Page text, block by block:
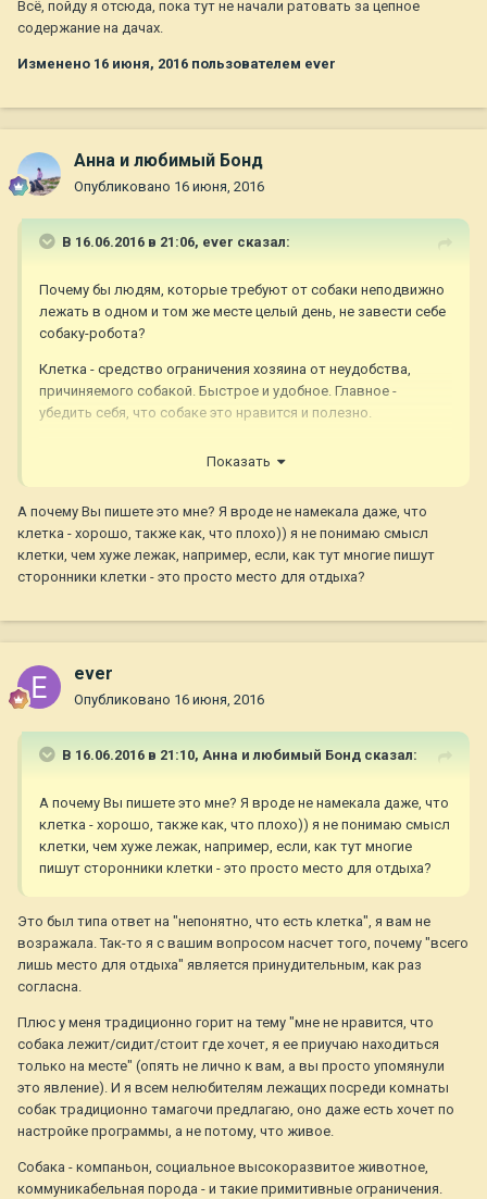
Всё, пойду я отсюда, пока тут не начали ратовать за цепное
содержание на дачах.
Изменено 16 июня, 2016 пользователем ever
Анна и любимый Бонд
Опубликовано 16 июня, 2016
В 16.06.2016 в 21:06, ever сказал:
Почему бы людям, которые требуют от собаки неподвижно
лежать в одном и том же месте целый день, не завести себе
собаку-робота?
Клетка - средство ограничения хозяина от неудобства,
причиняемого собакой. Быстрое и удобное. Главное -
убедить себя, что собаке это нравится и полезно.
Показать
А почему Вы пишете это мне? Я вроде не намекала даже, что
клетка - хорошо, также как, что плохо)) я не понимаю смысл
клетки, чем хуже лежак, например, если, как тут многие пишут
сторонники клетки - это просто место для отдыха?
ever
Опубликовано 16 июня, 2016
В 16.06.2016 в 21:10, Анна и любимый Бонд сказал:
А почему Вы пишете это мне? Я вроде не намекала даже, что
клетка - хорошо, также как, что плохо)) я не понимаю смысл
клетки, чем хуже лежак, например, если, как тут многие
пишут сторонники клетки - это просто место для отдыха?
Это был типа ответ на "непонятно, что есть клетка", я вам не
возражала. Так-то я с вашим вопросом насчет того, почему "всего
лишь место для отдыха" является принудительным, как раз
согласна.
Плюс у меня традиционно горит на тему "мне не нравится, что
собака лежит/сидит/стоит где хочет, я ее приучаю находиться
только на месте" (опять не лично к вам, а вы просто упомянули
это явление). И я всем нелюбителям лежащих посреди комнаты
собак традиционно тамагочи предлагаю, оно даже есть хочет по
настройке программы, а не потому, что живое.
Собака - компаньон, социальное высокоразвитое животное,
коммуникабельная порода - и такие примитивные ограничения.